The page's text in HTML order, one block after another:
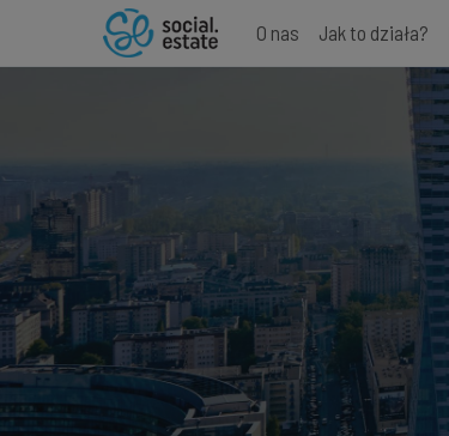
O nas Jak to działa?